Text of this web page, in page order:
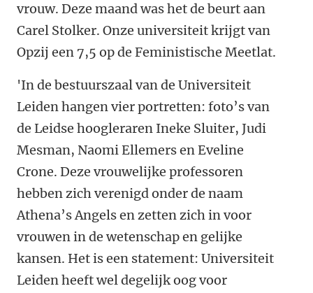
vrouw. Deze maand was het de beurt aan
Carel Stolker. Onze universiteit krijgt van
Opzij een 7,5 op de Feministische Meetlat.
'In de bestuurszaal van de Universiteit
Leiden hangen vier portretten: foto’s van
de Leidse hoogleraren Ineke Sluiter, Judi
Mesman, Naomi Ellemers en Eveline
Crone. Deze vrouwelijke professoren
hebben zich verenigd onder de naam
Athena’s Angels en zetten zich in voor
vrouwen in de wetenschap en gelijke
kansen. Het is een statement: Universiteit
Leiden heeft wel degelijk oog voor